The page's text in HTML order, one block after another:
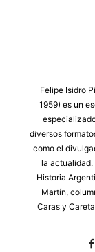
Felipe Isidro
1959) es un
diversos
como el
la
Historia
Martín,
Caras y